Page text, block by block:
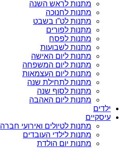
מתנות לראש השנה
מתנות לחנוכה
מתנות לט”ו בשבט
מתנות לפורים
מתנות לפסח
מתנות לשבועות
מתנות ליום האישה
מתנות ליום המשפחה
מתנות ליום העצמאות
מתנות לתחילת שנה
מתנות לסוף שנה
מתנות ליום האהבה
ילדים
עיסקיים
מתנות לטיולים ואירועי חברה
מתנות לילדי העובדים
מתנות יום הולדת